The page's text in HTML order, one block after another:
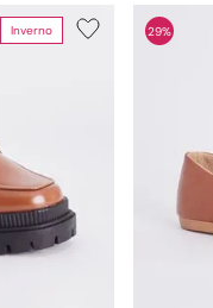
Inverno 29%